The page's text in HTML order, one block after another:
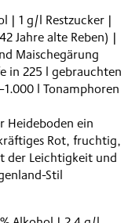
| 1 g/l Restzucker |
Jahre alte Reben) |
Maischegärung
in 225 l gebrauchten
l Tonamphoren
Heideboden ein
Rot, fruchtig,
der Leichtigkeit und
Stil